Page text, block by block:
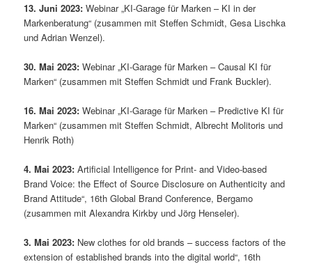
13. Juni 2023: Webinar „KI-Garage für Marken – KI in der
Markenberatung“ (zusammen mit Steffen Schmidt, Gesa Lischka
und Adrian Wenzel).
30. Mai 2023: Webinar „KI-Garage für Marken – Causal KI für
Marken“ (zusammen mit Steffen Schmidt und Frank Buckler).
16. Mai 2023: Webinar „KI-Garage für Marken – Predictive KI für
Marken“ (zusammen mit Steffen Schmidt, Albrecht Molitoris und
Henrik Roth)
4. Mai 2023: Artificial Intelligence for Print- and Video-based
Brand Voice: the Effect of Source Disclosure on Authenticity and
Brand Attitude“, 16th Global Brand Conference, Bergamo
(zusammen mit Alexandra Kirkby und Jörg Henseler).
3. Mai 2023: New clothes for old brands – success factors of the
extension of established brands into the digital world“, 16th